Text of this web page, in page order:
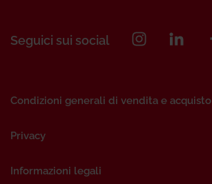
Seguici sui social
Condizioni generali di vendita e acquisto
Privacy
Informazioni legali